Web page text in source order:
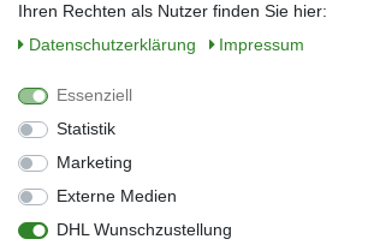
Sie können den Newsletter jederzeit kostenlos abbestellen.
** gilt für Lieferungen innerhalb Deutschlands, Lieferzeiten
entnehmen Sie bitte der Schaltfläche mit den
Widerrufs­recht
Kontakt
Barrierefreiheitserklärung
Ihren Rechten als Nutzer finden Sie hier:
Daten­schutz­erklärung
Impressum
Essenziell
Statistik
Marketing
Externe Medien
DHL Wunschzustellung